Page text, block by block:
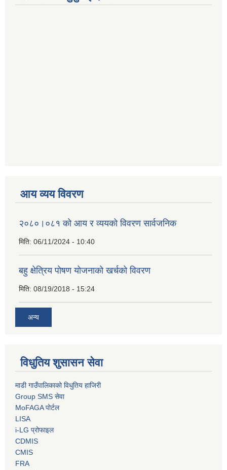
आय व्यय विवरण
२०८०।०८१ को आय र व्ययको विवरण सार्वजनिक
मिति: 06/11/2024 - 10:40
बहु क्षेत्रिय पोषण योजनाको खर्चको विवरण
मिति: 08/19/2018 - 15:24
अन्य
विधुतिय शुसासन सेवा
माडी गाउँपालिकाको विधुतिय हाजिरी
Group SMS सेवा
MoFAGA पोर्टल
LISA
i-LG प्रोफाइल
CDMIS
CMIS
FRA